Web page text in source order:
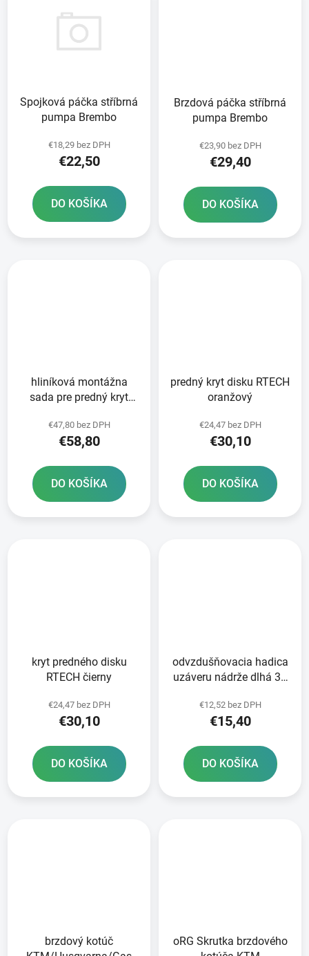
Spojková páčka stříbrná
pumpa Brembo
€18,29 bez DPH
€22,50
DO KOŠÍKA
Brzdová páčka stříbrná
pumpa Brembo
€23,90 bez DPH
€29,40
DO KOŠÍKA
hliníková montážna
sada pre predný kryt
€47,80 bez DPH
€58,80
DO KOŠÍKA
predný kryt disku RTECH
oranžový
€24,47 bez DPH
€30,10
DO KOŠÍKA
kryt predného disku
RTECH čierny
€24,47 bez DPH
€30,10
DO KOŠÍKA
odvzdušňovacia hadica
uzáveru nádrže dlhá 36
€12,52 bez DPH
€15,40
DO KOŠÍKA
brzdový kotúč
oRG Skrutka brzdového